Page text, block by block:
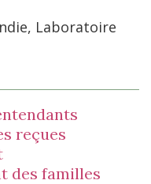
Laboratoire
reçues
des familles